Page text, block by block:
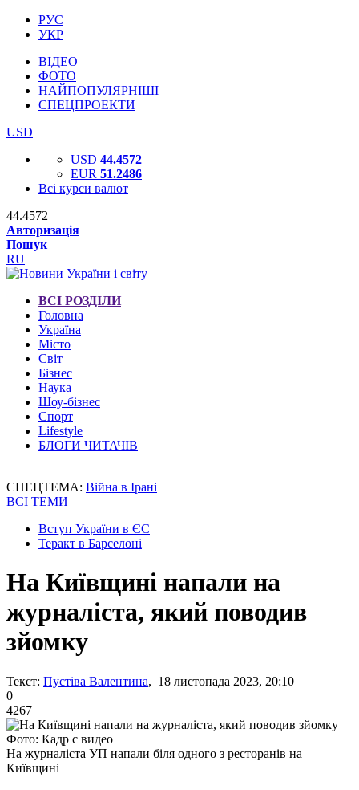
РУС
УКР
ВІДЕО
ФОТО
НАЙПОПУЛЯРНІШІ
СПЕЦПРОЕКТИ
USD
USD 44.4572
EUR 51.2486
Всі курси валют
44.4572
Авторизація
Пошук
RU
ВСІ РОЗДІЛИ
Головна
Україна
Місто
Світ
Бізнес
Наука
Шоу-бізнес
Спорт
Lifestyle
БЛОГИ ЧИТАЧІВ
СПЕЦТЕМА: Війна в Ірані
ВСІ ТЕМИ
Вступ України в ЄС
Теракт в Барселоні
На Київщині напали на
журналіста, який поводив
зйомку
Текст: Пустіва Валентина, 18 листопада 2023, 20:10
0
4267
Фото: Кадр с видео
На журналіста УП напали біля одного з ресторанів на
Київщині